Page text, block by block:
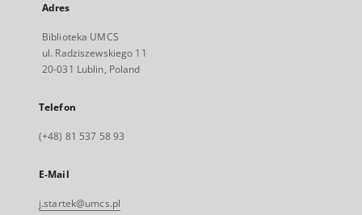
Adres
Biblioteka UMCS
ul. Radziszewskiego 11
20-031 Lublin, Poland
Telefon
(+48) 81 537 58 93
E-Mail
j.startek@umcs.pl